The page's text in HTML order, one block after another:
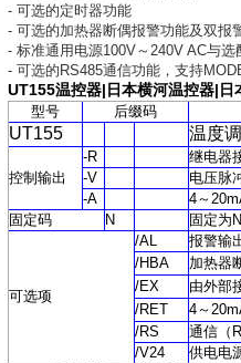
- 可选的定时器功能
- 可选的加热器断偶报警功能及双报
- 标准通用电源100V～240V AC与选
- 可选的RS485通信功能，支持
UT155温控器| 日本横河温控器|
型号 后缀码
UT155 温度
控制输出
-R
继电器
-V
电压脉
-A
4～
固定码
N 固定为 N
可选项
/AL 报警输
/HBA
加热器
/EX
由外部
/RET
4～
/RS
通信 （
/V24
供电电